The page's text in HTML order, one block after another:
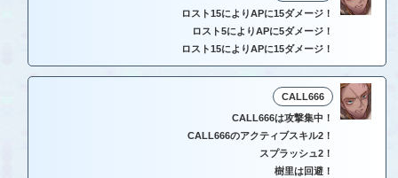
ロスト15によりAPに15ダメージ！
ロスト5によりAPに5ダメージ！
ロスト15によりAPに15ダメージ！
CALL666
CALL666は攻撃集中！
CALL666のアクティブスキル2！
スプラッシュ2！
樹里は回避！